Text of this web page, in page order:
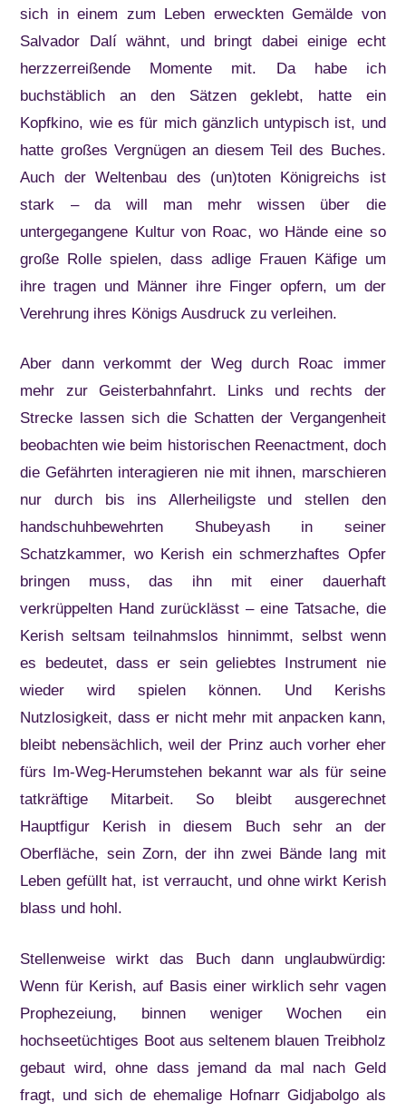
sich in einem zum Leben erweckten Gemälde von
Salvador Dalí wähnt, und bringt dabei einige echt
herzzerreißende Momente mit. Da habe ich
buchstäblich an den Sätzen geklebt, hatte ein
Kopfkino, wie es für mich gänzlich untypisch ist, und
hatte großes Vergnügen an diesem Teil des Buches.
Auch der Weltenbau des (un)toten Königreichs ist
stark – da will man mehr wissen über die
untergegangene Kultur von Roac, wo Hände eine so
große Rolle spielen, dass adlige Frauen Käfige um
ihre tragen und Männer ihre Finger opfern, um der
Verehrung ihres Königs Ausdruck zu verleihen.
Aber dann verkommt der Weg durch Roac immer
mehr zur Geisterbahnfahrt. Links und rechts der
Strecke lassen sich die Schatten der Vergangenheit
beobachten wie beim historischen Reenactment, doch
die Gefährten interagieren nie mit ihnen, marschieren
nur durch bis ins Allerheiligste und stellen den
handschuhbewehrten Shubeyash in seiner
Schatzkammer, wo Kerish ein schmerzhaftes Opfer
bringen muss, das ihn mit einer dauerhaft
verkrüppelten Hand zurücklässt – eine Tatsache, die
Kerish seltsam teilnahmslos hinnimmt, selbst wenn
es bedeutet, dass er sein geliebtes Instrument nie
wieder wird spielen können. Und Kerishs
Nutzlosigkeit, dass er nicht mehr mit anpacken kann,
bleibt nebensächlich, weil der Prinz auch vorher eher
fürs Im-Weg-Herumstehen bekannt war als für seine
tatkräftige Mitarbeit. So bleibt ausgerechnet
Hauptfigur Kerish in diesem Buch sehr an der
Oberfläche, sein Zorn, der ihn zwei Bände lang mit
Leben gefüllt hat, ist verraucht, und ohne wirkt Kerish
blass und hohl.
Stellenweise wirkt das Buch dann unglaubwürdig:
Wenn für Kerish, auf Basis einer wirklich sehr vagen
Prophezeiung, binnen weniger Wochen ein
hochseetüchtiges Boot aus seltenem blauen Treibholz
gebaut wird, ohne dass jemand da mal nach Geld
fragt, und sich de ehemalige Hofnarr Gidjabolgo als